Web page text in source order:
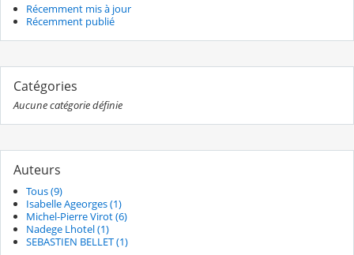
Récemment mis à jour
Récemment publié
Catégories
Aucune catégorie définie
Auteurs
Tous (9)
Isabelle Ageorges (1)
Michel-Pierre Virot (6)
Nadege Lhotel (1)
SEBASTIEN BELLET (1)